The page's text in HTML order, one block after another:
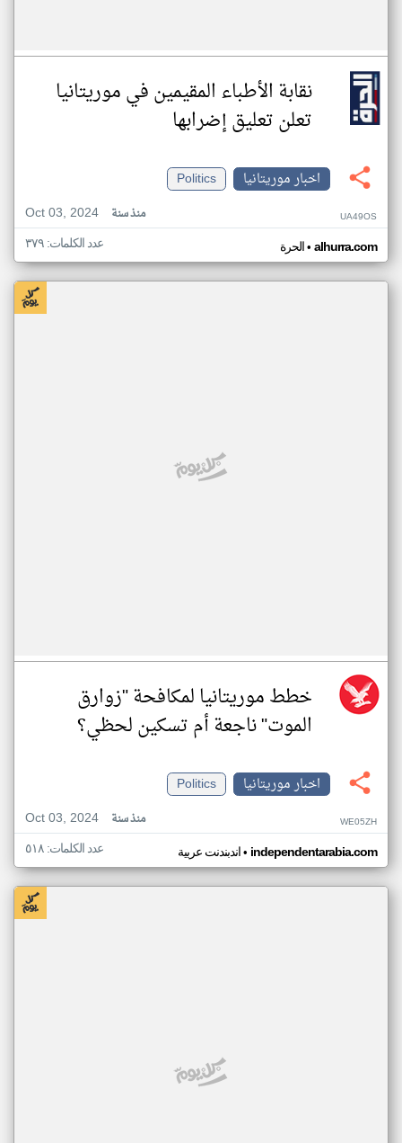
نقابة الأطباء المقيمين في موريتانيا
تعلن تعليق إضرابها
اخبار موريتانيا
Politics
Oct 03, 2024
منذ سنة UA49OS
الحرة• alhurra.com عدد الكلمات: ٣٧٩
خطط موريتانيا لمكافحة "زوارق
الموت" ناجعة أم تسكين لحظي؟
اخبار موريتانيا
Politics
Oct 03, 2024
منذ سنة WE05ZH
اندبندنت عربية• independentarabia.com عدد الكلمات: ٥١٨